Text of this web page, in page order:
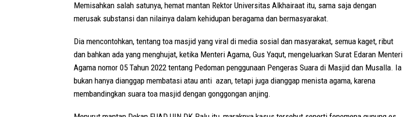
Memisahkan salah satunya, hemat mantan Rektor Universitas Alkhairaat itu, sama saja dengan
merusak substansi dan nilainya dalam kehidupan beragama dan bermasyarakat.
Dia mencontohkan, tentang toa masjid yang viral di media sosial dan masyarakat, semua kaget, ribut
dan bahkan ada yang menghujat, ketika Menteri Agama, Gus Yaqut, mengeluarkan Surat Edaran Menteri
Agama nomor 05 Tahun 2022 tentang Pedoman penggunaan Pengeras Suara di Masjid dan Musalla. Ia
bukan hanya dianggap membatasi atau anti azan, tetapi juga dianggap menista agama, karena
membandingkan suara toa masjid dengan gonggongan anjing.